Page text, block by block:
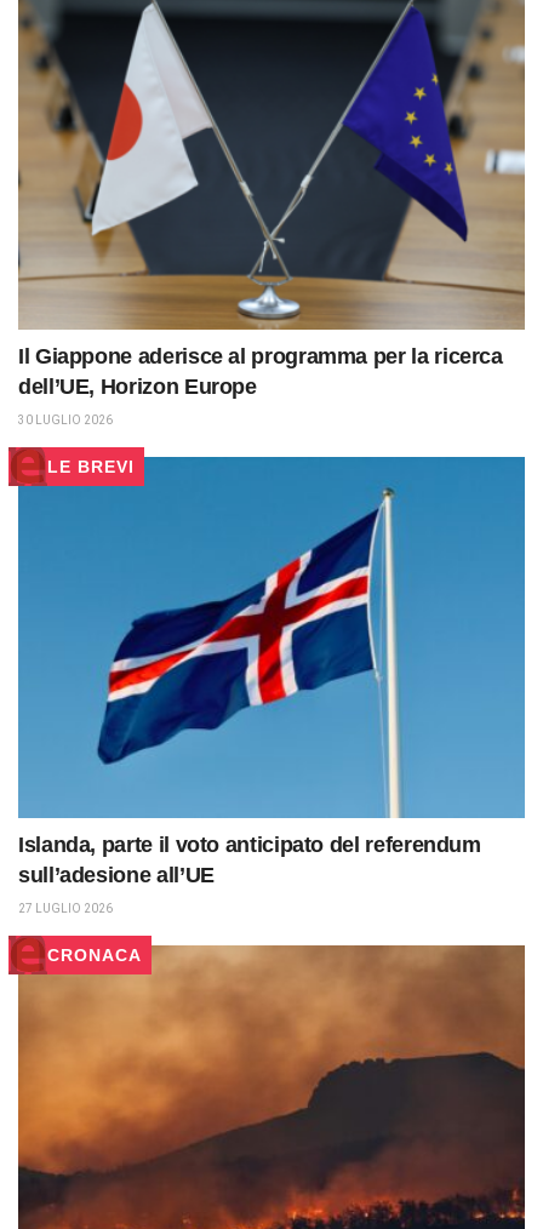
Il Giappone aderisce al programma per la ricerca
dell’UE, Horizon Europe
30 LUGLIO 2026
LE BREVI
Islanda, parte il voto anticipato del referendum
sull’adesione all’UE
27 LUGLIO 2026
CRONACA